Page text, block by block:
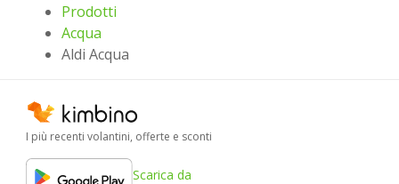
Prodotti
Acqua
Aldi Acqua
I più recenti volantini, offerte e sconti
Scarica da